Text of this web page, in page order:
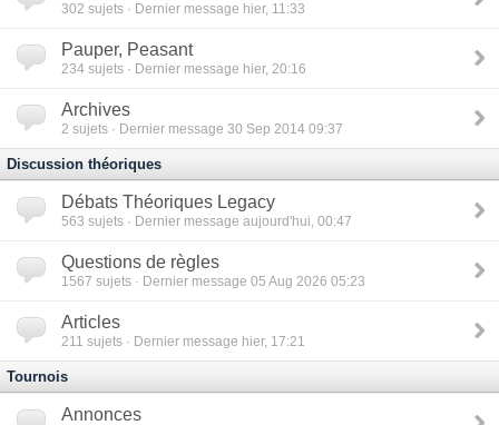
302 sujets · Dernier message hier, 11:33
Pauper, Peasant
234 sujets · Dernier message hier, 20:16
Archives
2 sujets · Dernier message 30 Sep 2014 09:37
Discussion théoriques
Débats Théoriques Legacy
563 sujets · Dernier message aujourd'hui, 00:47
Questions de règles
1567 sujets · Dernier message 05 Aug 2026 05:23
Articles
211 sujets · Dernier message hier, 17:21
Tournois
Annonces